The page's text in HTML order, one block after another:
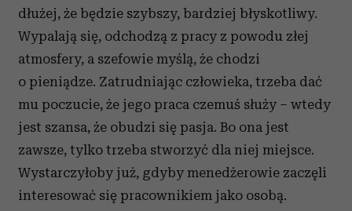
dłużej, że będzie szybszy, bardziej błyskotliwy.
Wypalają się, odchodzą z pracy z powodu złej
atmosfery, a szefowie myślą, że chodzi
o pieniądze. Zatrudniając człowieka, trzeba dać
mu poczucie, że jego praca czemuś służy – wtedy
jest szansa, że obudzi się pasja. Bo ona jest
zawsze, tylko trzeba stworzyć dla niej miejsce.
Wystarczyłoby już, gdyby menedżerowie zaczęli
interesować się pracownikiem jako osobą.